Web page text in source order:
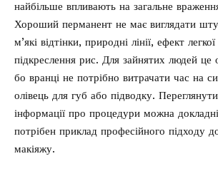
найбільше впливають на загальне
Хороший перманент не має виглядати
м’які відтінки, природні лінії, ефект
підкреслення рис. Для зайнятих людей це
бо вранці не потрібно витрачати час на
олівець для губ або підводку.
інформації про процедури можна
потрібен приклад професійного підходу
макіяжу.